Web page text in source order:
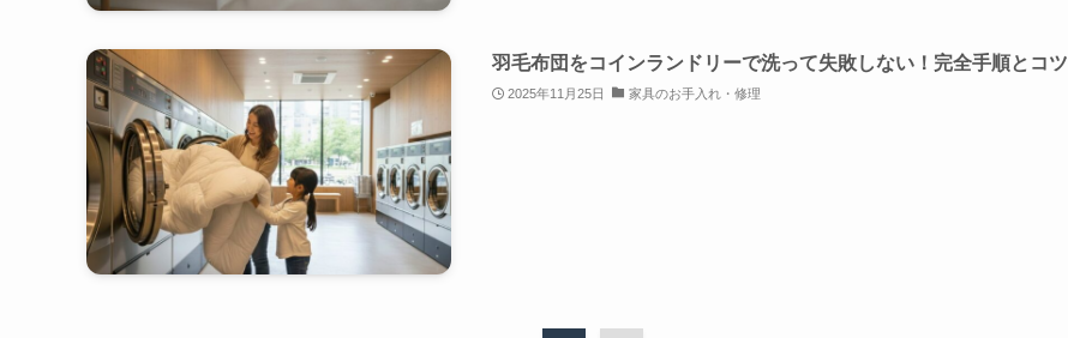
羽毛布団をコインランドリーで洗って失敗しない！完全手順とコツ
2025年11月25日 家具のお手入れ・修理